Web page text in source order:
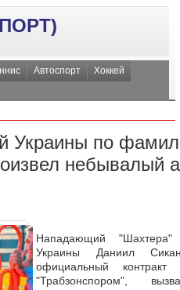
Автоспорт
Хоккей
Украины по
небывалый
Нападающий
Украины Даниил
официальный контракт
"Трабзонспором",